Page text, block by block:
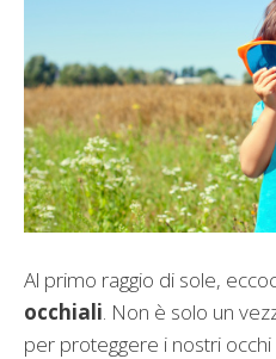
Al primo raggio di sole,
occhiali . Non è solo un
per proteggere i nostri occhi